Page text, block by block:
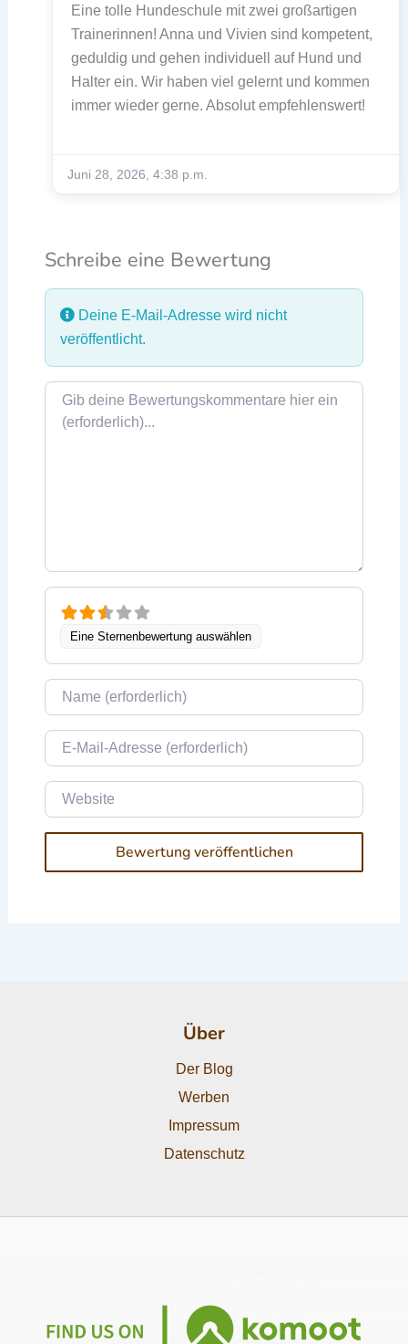
Eine tolle Hundeschule mit zwei großartigen
Trainerinnen! Anna und Vivien sind kompetent,
geduldig und gehen individuell auf Hund und
Halter ein. Wir haben viel gelernt und kommen
immer wieder gerne. Absolut empfehlenswert!
Juni 28, 2026, 4:38 p.m.
Schreibe eine Bewertung
Deine E-Mail-Adresse wird nicht
veröffentlicht.
Rezensionstext
Eine Sternenbewertung auswählen
Name
E-Mail
Website
Über
Der Blog
Werben
Impressum
Datenschutz